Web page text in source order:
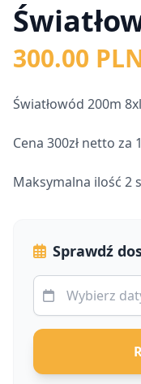
300.00
Światłowód 200m
Cena 300zł netto
Maksymalna ilość 2
Sprawdź